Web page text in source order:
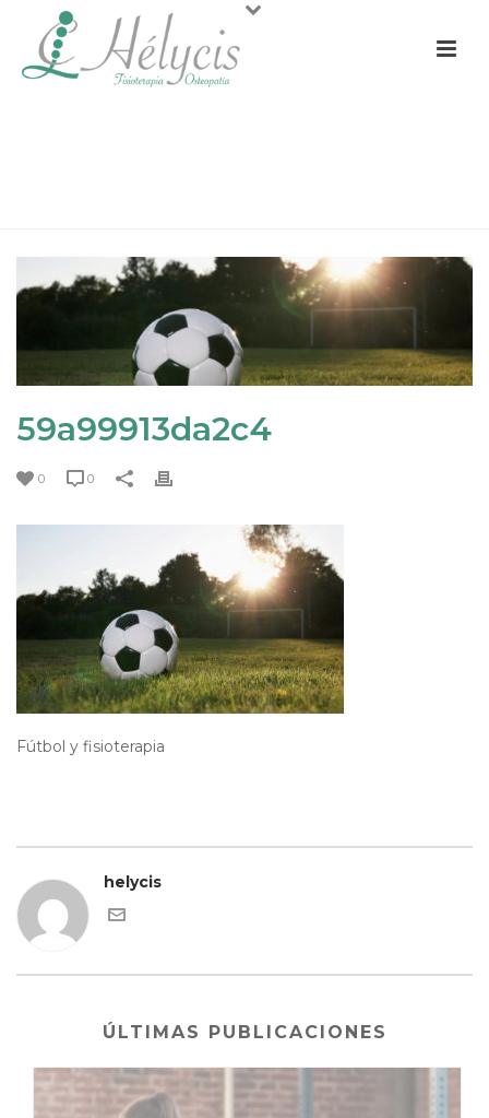
59a99913da2c4
0 0
Fútbol y fisioterapia
helycis
ÚLTIMAS PUBLICACIONES